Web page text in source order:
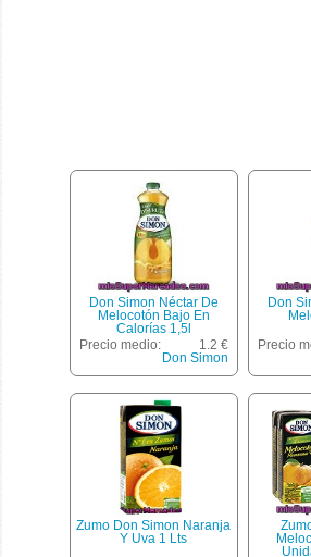
Don Simon Néctar De
Melocotón Bajo En
Calorías 1,5l
Precio medio:
1.2 €
Don Simon
Don
Precio
Zumo Don Simon Naranja
Y Uva 1 Lts